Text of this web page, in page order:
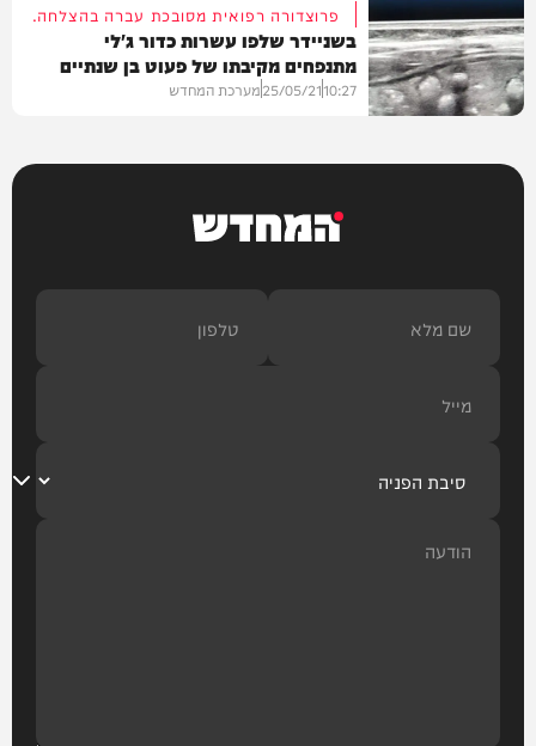
פרוצדורה רפואית מסובכת עברה בהצלחה.
בשניידר שלפו עשרות כדור ג'לי
מתנפחים מקיבתו של פעוט בן שנתיים
וחצי
10:27
25/05/21מערכת המחדש
המחדש